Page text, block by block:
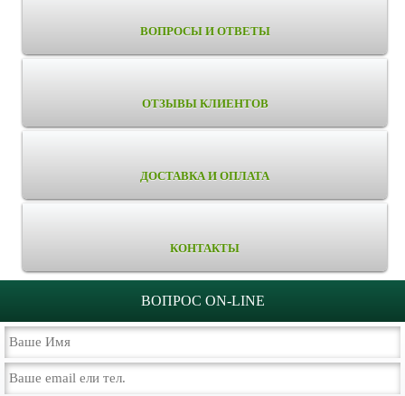
ВОПРОСЫ И ОТВЕТЫ
ОТЗЫВЫ КЛИЕНТОВ
ДОСТАВКА И ОПЛАТА
КОНТАКТЫ
ВОПРОС ON-LINE